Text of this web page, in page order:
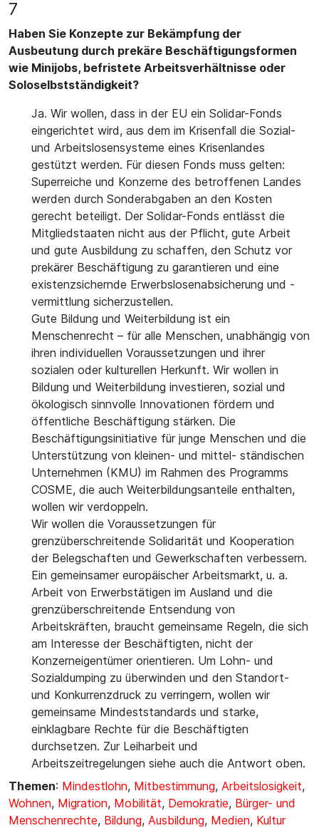
7
Haben Sie Konzepte zur Bekämpfung der
Ausbeutung durch prekäre Beschäftigungsformen
wie Minijobs, befristete Arbeitsverhältnisse oder
Soloselbstständigkeit?
Ja. Wir wollen, dass in der EU ein Solidar-Fonds
eingerichtet wird, aus dem im Krisenfall die Sozial-
und Arbeitslosensysteme eines Krisenlandes
gestützt werden. Für diesen Fonds muss gelten:
Superreiche und Konzerne des betroffenen Landes
werden durch Sonderabgaben an den Kosten
gerecht beteiligt. Der Solidar-Fonds entlässt die
Mitgliedstaaten nicht aus der Pflicht, gute Arbeit
und gute Ausbildung zu schaffen, den Schutz vor
prekärer Beschäftigung zu garantieren und eine
existenzsichernde Erwerbslosenabsicherung und -
vermittlung sicherzustellen.
Gute Bildung und Weiterbildung ist ein
Menschenrecht – für alle Menschen, unabhängig von
ihren individuellen Voraussetzungen und ihrer
sozialen oder kulturellen Herkunft. Wir wollen in
Bildung und Weiterbildung investieren, sozial und
ökologisch sinnvolle Innovationen fördern und
öffentliche Beschäftigung stärken. Die
Beschäftigungsinitiative für junge Menschen und die
Unterstützung von kleinen- und mittel- ständischen
Unternehmen (KMU) im Rahmen des Programms
COSME, die auch Weiterbildungsanteile enthalten,
wollen wir verdoppeln.
Wir wollen die Voraussetzungen für
grenzüberschreitende Solidarität und Kooperation
der Belegschaften und Gewerkschaften verbessern.
Ein gemeinsamer europäischer Arbeitsmarkt, u. a.
Arbeit von Erwerbstätigen im Ausland und die
grenzüberschreitende Entsendung von
Arbeitskräften, braucht gemeinsame Regeln, die sich
am Interesse der Beschäftigten, nicht der
Konzerneigentümer orientieren. Um Lohn- und
Sozialdumping zu überwinden und den Standort-
und Konkurrenzdruck zu verringern, wollen wir
gemeinsame Mindeststandards und starke,
einklagbare Rechte für die Beschäftigten
durchsetzen. Zur Leiharbeit und
Arbeitszeitregelungen siehe auch die Antwort oben.
Themen: Mindestlohn, Mitbestimmung, Arbeitslosigkeit,
Wohnen, Migration, Mobilität, Demokratie, Bürger- und
Menschenrechte, Bildung, Ausbildung, Medien, Kultur